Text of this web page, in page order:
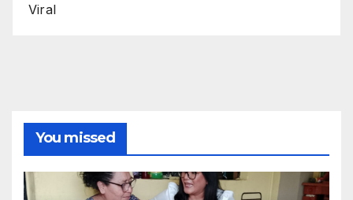
Viral
You missed